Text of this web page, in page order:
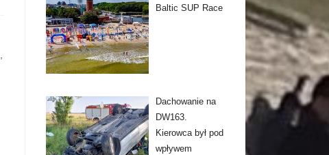
Baltic SUP Race
Dachowanie na
DW163.
Kierowca był pod
wpływem